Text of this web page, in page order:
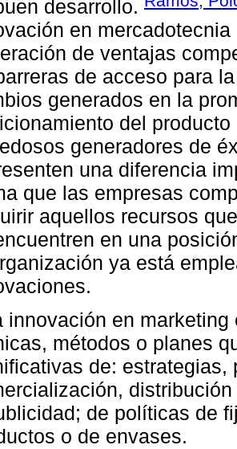
desarrollo.
en
de ventajas
de acceso para
generados en la
del
generadores de
una diferencia
que las empresas
aquellos recursos
en una
ya está
innovación en
métodos o planes
de:
de políticas de
o de envases.